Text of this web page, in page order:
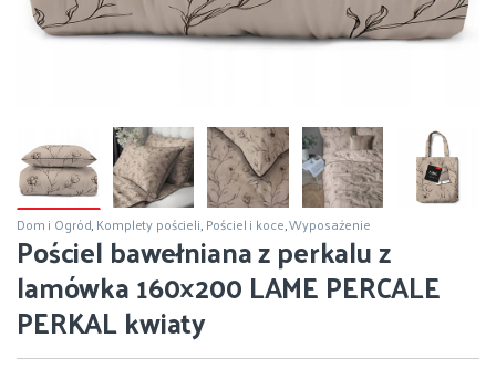
Dom i Ogród,Komplety pościeli,Pościel i koce,Wyposażenie
Pościel bawełniana z perkalu z
lamówka 160×200 LAME PERCALE
PERKAL kwiaty